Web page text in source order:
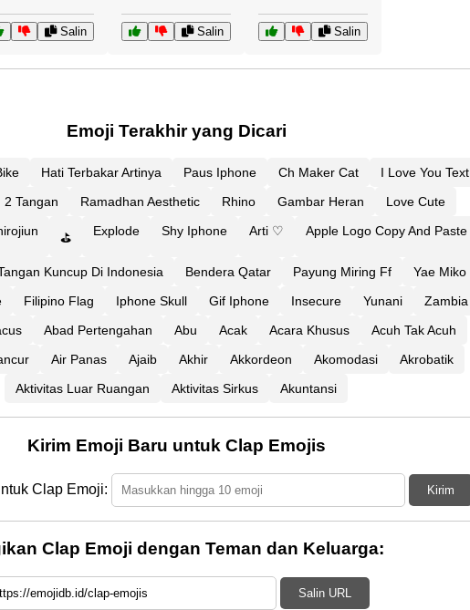
Salin Salin Salin
Emoji Terakhir yang Dicari
Hati Terbakar Artinya Paus Iphone Ch Maker Cat
I Love You Text
2 Tangan Ramadhan Aesthetic Rhino Gambar Heran
Love Cute
⛳ Explode Shy Iphone Arti ♡ Apple Logo Copy And Paste
Kuncup Di Indonesia Bendera Qatar Payung Miring Ff
Yae Miko
Filipino Flag Iphone Skull Gif Iphone Insecure Yunani
Zambia
Abad Pertengahan Abu Acak Acara Khusus
Acuh Tak Acuh
Air Panas Ajaib Akhir Akkordeon Akomodasi
Akrobatik
Aktivitas Luar Ruangan
Aktivitas Sirkus Akuntansi
Kirim Emoji Baru untuk Clap Emojis
Clap Emoji: Kirim
Clap Emoji dengan Teman dan Keluarga:
Salin URL